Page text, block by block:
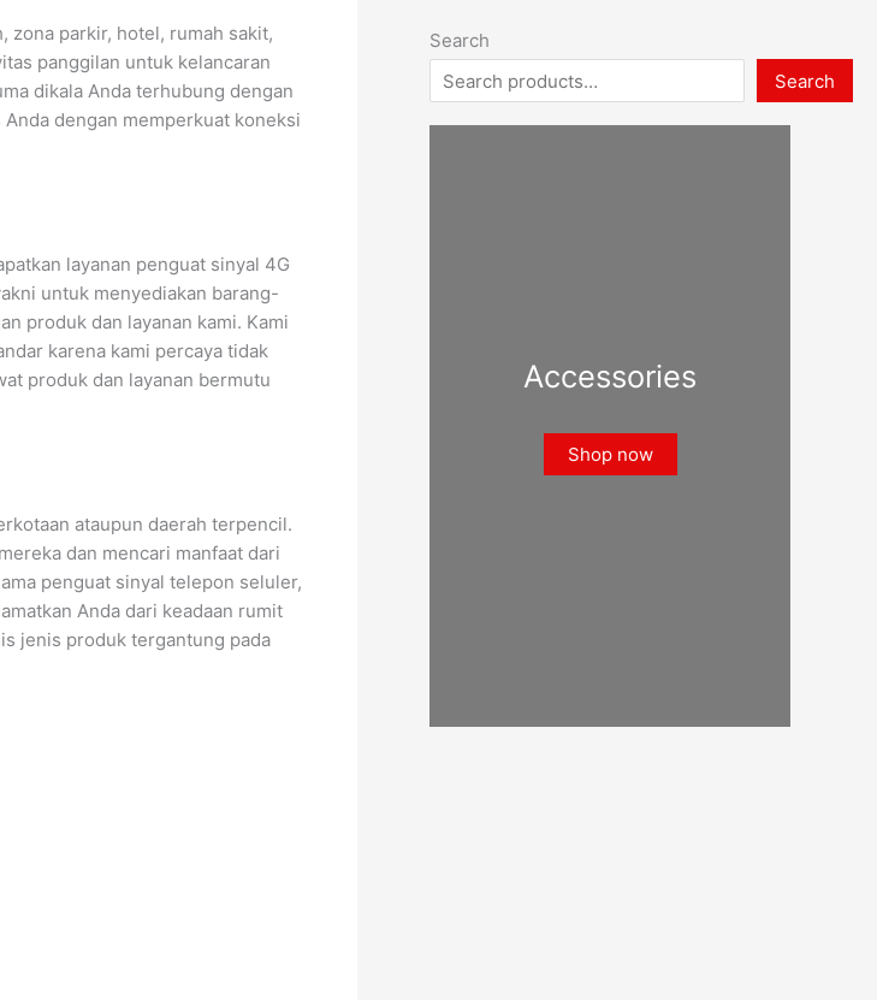
zona parkir, hotel, rumah sakit,
panggilan untuk kelancaran
dikala Anda terhubung dengan
dengan memperkuat koneksi
layanan penguat sinyal 4G
untuk menyediakan barang-
produk dan layanan kami. Kami
karena kami percaya tidak
produk dan layanan bermutu
ataupun daerah terpencil.
dan mencari manfaat dari
penguat sinyal telepon seluler,
Anda dari keadaan rumit
jenis produk tergantung pada
Search
Search
Accessories
Shop now